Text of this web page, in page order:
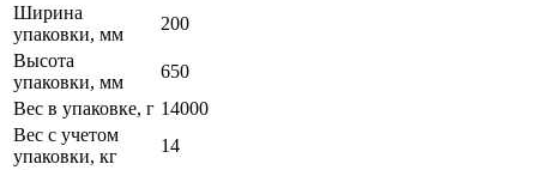
Ширина
упаковки, мм
200
Высота
упаковки, мм
650
Вес в упаковке, г 14000
Вес с учетом
упаковки, кг
14